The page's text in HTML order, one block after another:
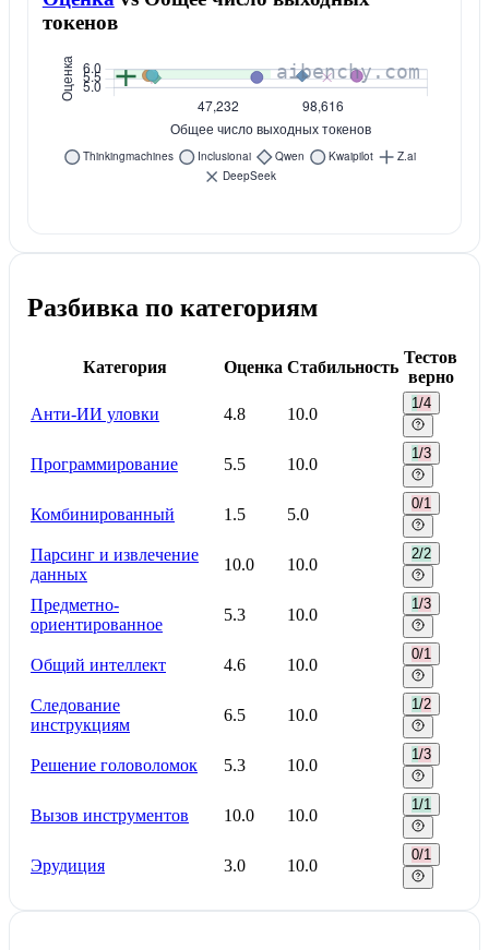
токенов
Разбивка по категориям
Категория Оценка Стабильность
Тестов
верно
Анти-ИИ уловки
4.8 10.0
1/4
Программирование 5.5 10.0
1/3
Комбинированный 1.5 5.0
0/1
Парсинг и извлечение
данных
10.0 10.0
2/2
Предметно-
ориентированное
5.3 10.0
1/3
Общий интеллект 4.6 10.0
0/1
Следование
инструкциям
6.5 10.0
1/2
Решение головоломок 5.3 10.0
1/3
Вызов инструментов 10.0 10.0
1/1
Эрудиция 3.0 10.0
0/1